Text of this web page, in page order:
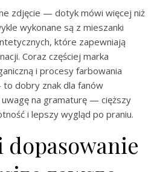
zdjęcie — dotyk mówi więcej niż
wykonane są z mieszanki
które zapewniają
Coraz częściej marka
i procesy farbowania
dobry znak dla fanów
na gramaturę — cięższy
i lepszy wygląd po praniu.
dopasowanie